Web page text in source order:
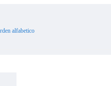
alfabetico